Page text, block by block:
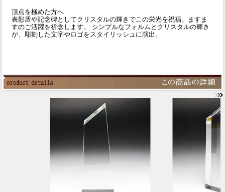
頂点を極めた方へ
表彰盾や記念碑としてクリスタルの輝きでこの栄光を祝福。ますま
すのご活躍を祈念します。 シンプルなフォルムとクリスタルの輝き
が、彫刻した文字やロゴをスタイリッシュに演出。